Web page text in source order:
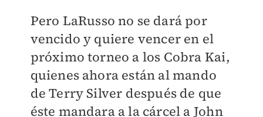
Pero LaRusso no se dará por
vencido y quiere vencer en el
próximo torneo a los Cobra Kai,
quienes ahora están al mando
de Terry Silver después de que
éste mandara a la cárcel a John